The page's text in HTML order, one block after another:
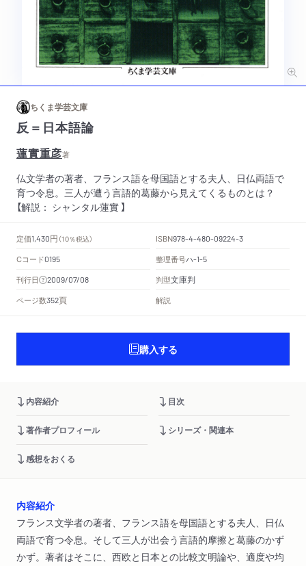
ちくま学芸文庫
反＝日本語論
蓮實重彦著
仏文学者の著者、フランス語を母国語とする夫人、日仏両語で
育つ令息。三人が遭う言語的葛藤から見えてくるものとは？
【解説： シャンタル蓮實 】
定価1,430円 （10％税込） ISBN978-4-480-09224-3
Cコード0195 整理番号ハ-1-5
刊行日 2009/07/08 判型文庫判
ページ数352頁 解説
購入する
内容紹介 目次
著作者プロフィール シリーズ・関連本
感想をおくる
内容紹介
フランス文学者の著者、フランス語を母国語とする夫人、日仏
両語で育つ令息。そして三人が出会う言語的摩擦と葛藤のかず
かず。著者はそこに、西欧と日本との比較文明論や、適度や均